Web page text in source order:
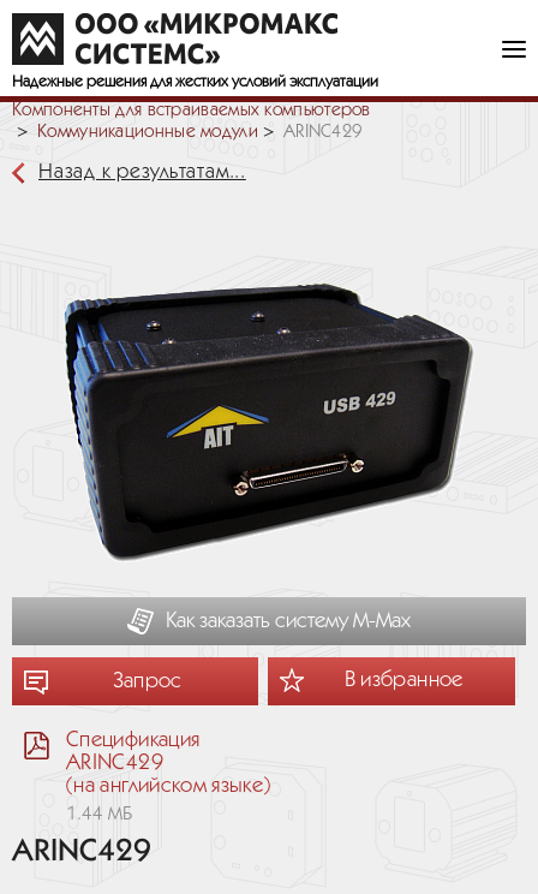
Надежные решения для жестких условий эксплуатации
Компоненты для встраиваемых компьютеров
Коммуникационные модули
ARINC429
Назад к результатам...
Как заказать систему М-Мах
Запрос В избранное
Спецификация
ARINC429
(на английском языке)
1.44 МБ
ARINC429